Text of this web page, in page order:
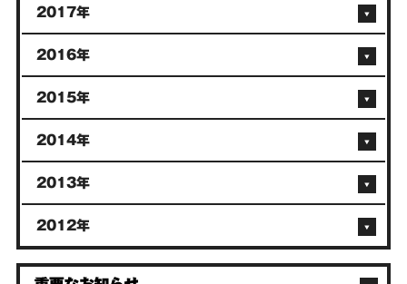
2017年
2016年
2015年
2014年
2013年
2012年